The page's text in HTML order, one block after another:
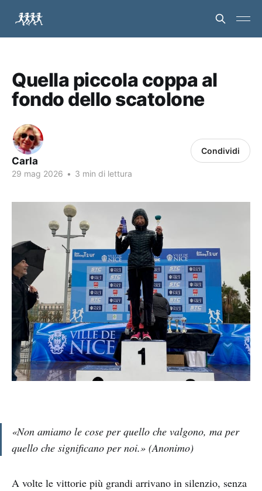
Quella piccola coppa al
fondo dello scatolone
Carla
29 mag 2026 • 3 min di lettura
Condividi
«Non amiamo le cose per quello che valgono, ma per
quello che significano per noi.» (Anonimo)
A volte le vittorie più grandi arrivano in silenzio, senza